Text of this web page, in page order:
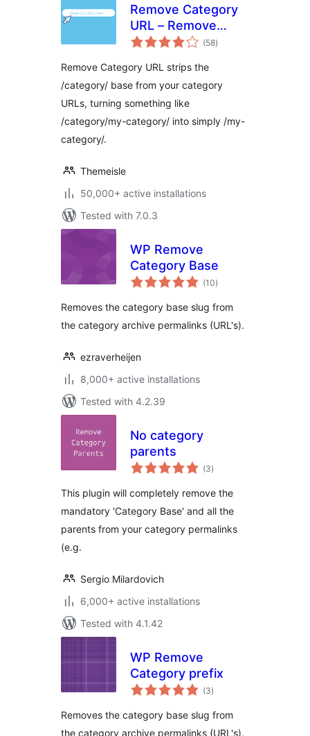
Remove Category
URL – Remove
'category' base
permalinks
(58total
ratings
)
Remove Category URL strips the
/category/ base from your category
URLs, turning something like
/category/my-category/ into simply /my-
category/.
Themeisle
50,000+ active installations
Tested with 7.0.3
WP Remove
Category Base
(10total
ratings
)
Removes the category base slug from
the category archive permalinks (URL's).
ezraverheijen
8,000+ active installations
Tested with 4.2.39
No category
parents
(3total
ratings
)
This plugin will completely remove the
mandatory 'Category Base' and all the
parents from your category permalinks
(e.g.
Sergio Milardovich
6,000+ active installations
Tested with 4.1.42
WP Remove
Category prefix
(3total
ratings
)
Removes the category base slug from
the category archive permalinks (URL's).